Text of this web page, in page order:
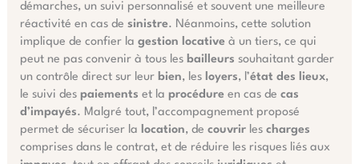
démarches, un suivi personnalisé et souvent une meilleure
réactivité en cas de sinistre. Néanmoins, cette solution
implique de confier la gestion locative à un tiers, ce qui
peut ne pas convenir à tous les bailleurs souhaitant garder
un contrôle direct sur leur bien, les loyers, l’état des lieux,
le suivi des paiements et la procédure en cas de cas
d’impayés. Malgré tout, l’accompagnement proposé
permet de sécuriser la location, de couvrirles charges
comprises dans le contrat, et de réduire les risques liés aux